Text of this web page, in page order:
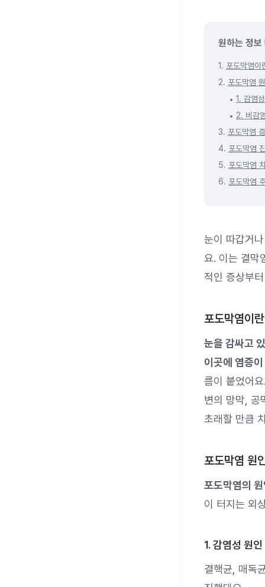
원하는 정보
1. 포도막염이
2. 포도막염
1. 감염
2. 비감
3. 포도막염
4. 포도막염
5. 포도막염
6. 포도막염
눈이 따갑거
요. 이는 결막
적인 증상부
포도막염이
눈을 감싸고
이곳에 염증
름이 붙었어
변의 망막, 공
초래할 만큼
포도막염 원
포도막염의
이 터지는 외
1. 감염성 원인
결핵균, 매독